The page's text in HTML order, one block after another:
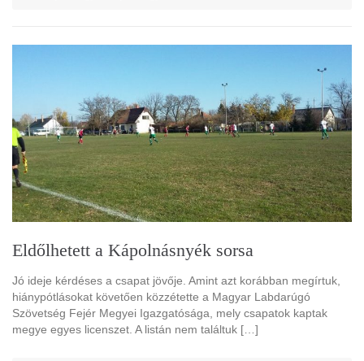
Eldőlhetett a Kápolnásnyék sorsa
Jó ideje kérdéses a csapat jövője. Amint azt korábban megírtuk,
hiánypótlásokat követően közzétette a Magyar Labdarúgó
Szövetség Fejér Megyei Igazgatósága, mely csapatok kaptak
megye egyes licenszet. A listán nem találtuk […]